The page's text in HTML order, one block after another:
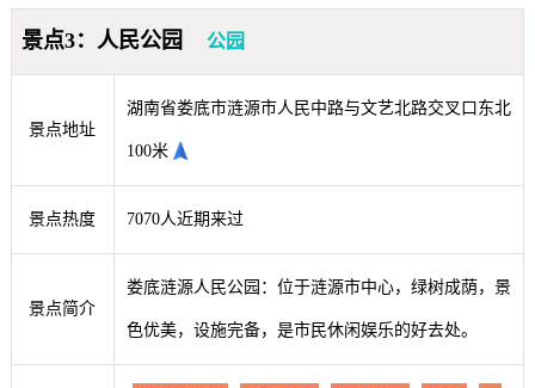
景点3：人民公园 公园
景点地址
湖南省娄底市涟源市人民中路与文艺北路交叉口东北
100米
景点热度 7070人近期来过
景点简介
娄底涟源人民公园：位于涟源市中心，绿树成荫，景
色优美，设施完备，是市民休闲娱乐的好去处。